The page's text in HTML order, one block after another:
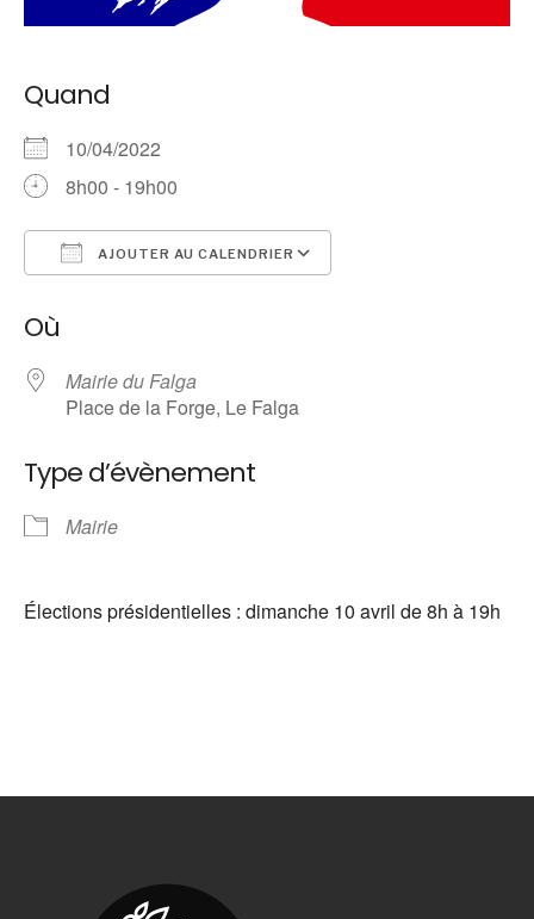
Quand
10/04/2022
8h00 - 19h00
AJOUTER AU CALENDRIER
Où
Mairie du Falga
Place de la Forge, Le Falga
Type d’évènement
Mairie
Élections présidentielles : dimanche 10 avril de 8h à 19h